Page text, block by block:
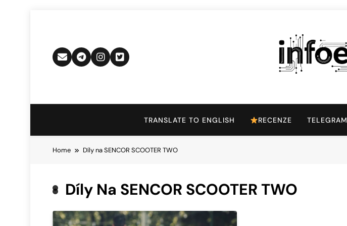
Infoek.cz
TRANSLATE TO ENGLISH RECENZE TELEGRAM
Home Díly na SENCOR SCOOTER TWO
Díly Na SENCOR SCOOTER TWO